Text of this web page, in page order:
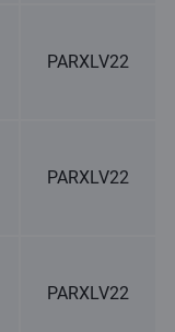
PARXLV22
PARXLV22
PARXLV22